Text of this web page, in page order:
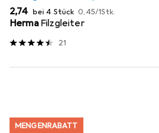
EUR
2,74 bei 4 Stück EUR
0,45/1Stk.
Herma Filzgleiter
21
MENGENRABATT